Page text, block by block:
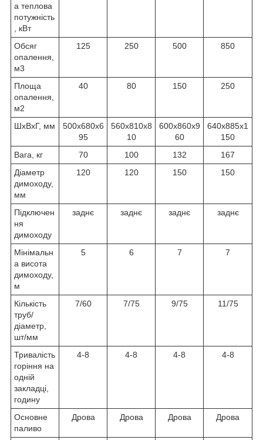
а теплова
потужність
, кВт
Обсяг
опалення,
м3
125 250 500 850
Площа
опалення,
м2
40 80 150 250
ШхВхГ, мм
500х680х6
95
560х810х8
10
600х860х9
60
640х885х1
150
Вага, кг
70 100 132
167
Діаметр
димоходу,
мм
120 120 150 150
Підключен
ня
димоходу
заднє заднє заднє заднє
Мінімальн
а висота
димоходу,
м
5 6 7 7
Кількість
труб/
діаметр,
шт/мм
7/60 7/75 9/75 11/75
Тривалість
горіння на
одній
закладці,
годину
4-8 4-8 4-8 4-8
Основне
паливо
Дрова Дрова Дрова Дрова